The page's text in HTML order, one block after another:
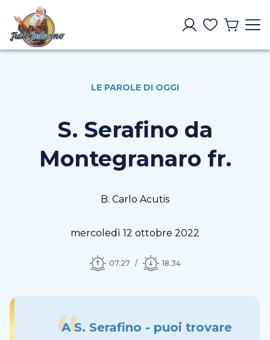
LE PAROLE DI OGGI
S. Serafino da
Montegranaro fr.
B. Carlo Acutis
mercoledì 12 ottobre 2022
07.27 18.34
A S. Serafino - puoi trovare